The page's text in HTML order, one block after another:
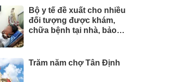
Bộ y tế đề xuất cho nhiều
đối tượng được khám,
chữa bệnh tại nhà, bảo
Trăm năm chợ Tân Định